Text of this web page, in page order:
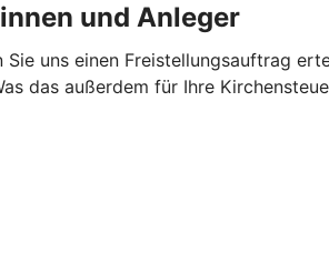
und Anleger
uns einen Freistellungsauftrag
das außerdem für Ihre